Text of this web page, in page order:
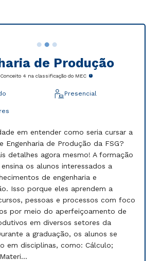
de Produção
Conceito 4 na classificação do MEC
Presencial
em entender como seria cursar a
Engenharia de Produção da FSG?
detalhes agora mesmo! A formação
os alunos interessados a
de engenharia e
Isso porque eles aprendem a
pessoas e processos com foco
por meio do aperfeiçoamento de
em diversos setores da
a graduação, os alunos se
em disciplinas, como: Cálculo;